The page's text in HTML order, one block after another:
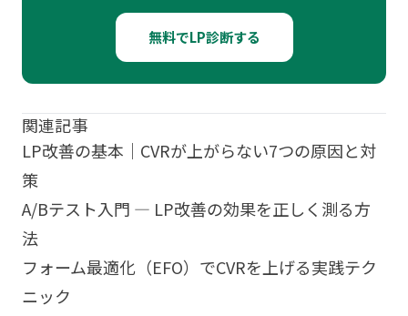
無料でLP診断する
関連記事
LP改善の基本｜CVRが上がらない7つの原因と対
策
A/Bテスト入門 — LP改善の効果を正しく測る方
法
フォーム最適化（EFO）でCVRを上げる実践テク
ニック